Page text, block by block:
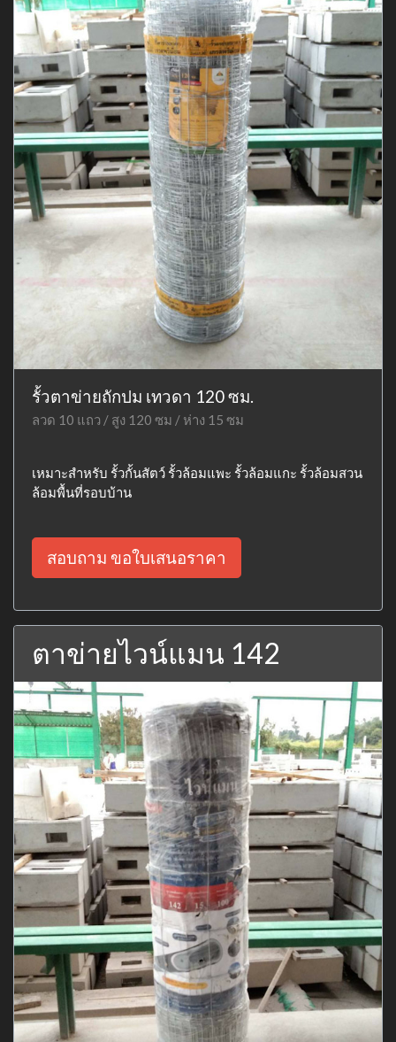
รั้วตาข่ายถักปม เทวดา 120 ซม.
ลวด 10 แถว / สูง 120 ซม / ห่าง 15 ซม
เหมาะสำหรับ รั้วกั้นสัตว์ รั้วล้อมแพะ รั้วล้อมแกะ รั้วล้อมสวน
ล้อมพื้นที่รอบบ้าน
สอบถาม ขอใบเสนอราคา
ตาข่ายไวน์แมน 142